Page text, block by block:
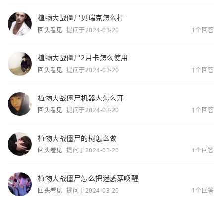
植物大战僵尸贝瑞克怎么打
回头看见 提问于2024-03-20 1个回答
植物大战僵尸2月卡怎么使用
回头看见 提问于2024-03-20 1个回答
植物大战僵尸机器人怎么开
回头看见 提问于2024-03-20 1个回答
植物大战僵尸的树怎么做
回头看见 提问于2024-03-20 1个回答
植物大战僵尸怎么把迷惑菇唤醒
回头看见 提问于2024-03-20 1个回答